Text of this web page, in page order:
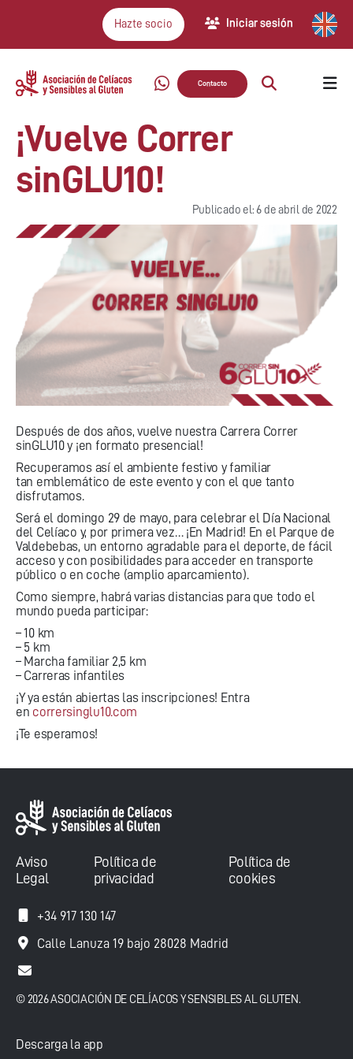
Hazte socio Iniciar sesión
Contacto
¡Vuelve Correr
sinGLU10!
Publicado el: 6 de abril de 2022
Después de dos años, vuelve nuestra Carrera Correr
sinGLU10 y ¡en formato presencial!
Recuperamos así el ambiente festivo y familiar
tan emblemático de este evento y con el que tanto
disfrutamos.
Será el domingo 29 de mayo, para celebrar el Día Nacional
del Celíaco y, por primera vez… ¡En Madrid! En el Parque de
Valdebebas, un entorno agradable para el deporte, de fácil
acceso y con posibilidades para acceder en transporte
público o en coche (amplio aparcamiento).
Como siempre, habrá varias distancias para que todo el
mundo pueda participar:
– 10 km
– 5 km
– Marcha familiar 2,5 km
– Carreras infantiles
¡Y ya están abiertas las inscripciones! Entra
en corrersinglu10.com
¡Te esperamos!
Aviso
Legal
Política de
privacidad
Política de
cookies
+34 917 130 147
Calle Lanuza 19 bajo 28028 Madrid
© 2026 ASOCIACIÓN DE CELÍACOS Y SENSIBLES AL GLUTEN.
Descarga la app